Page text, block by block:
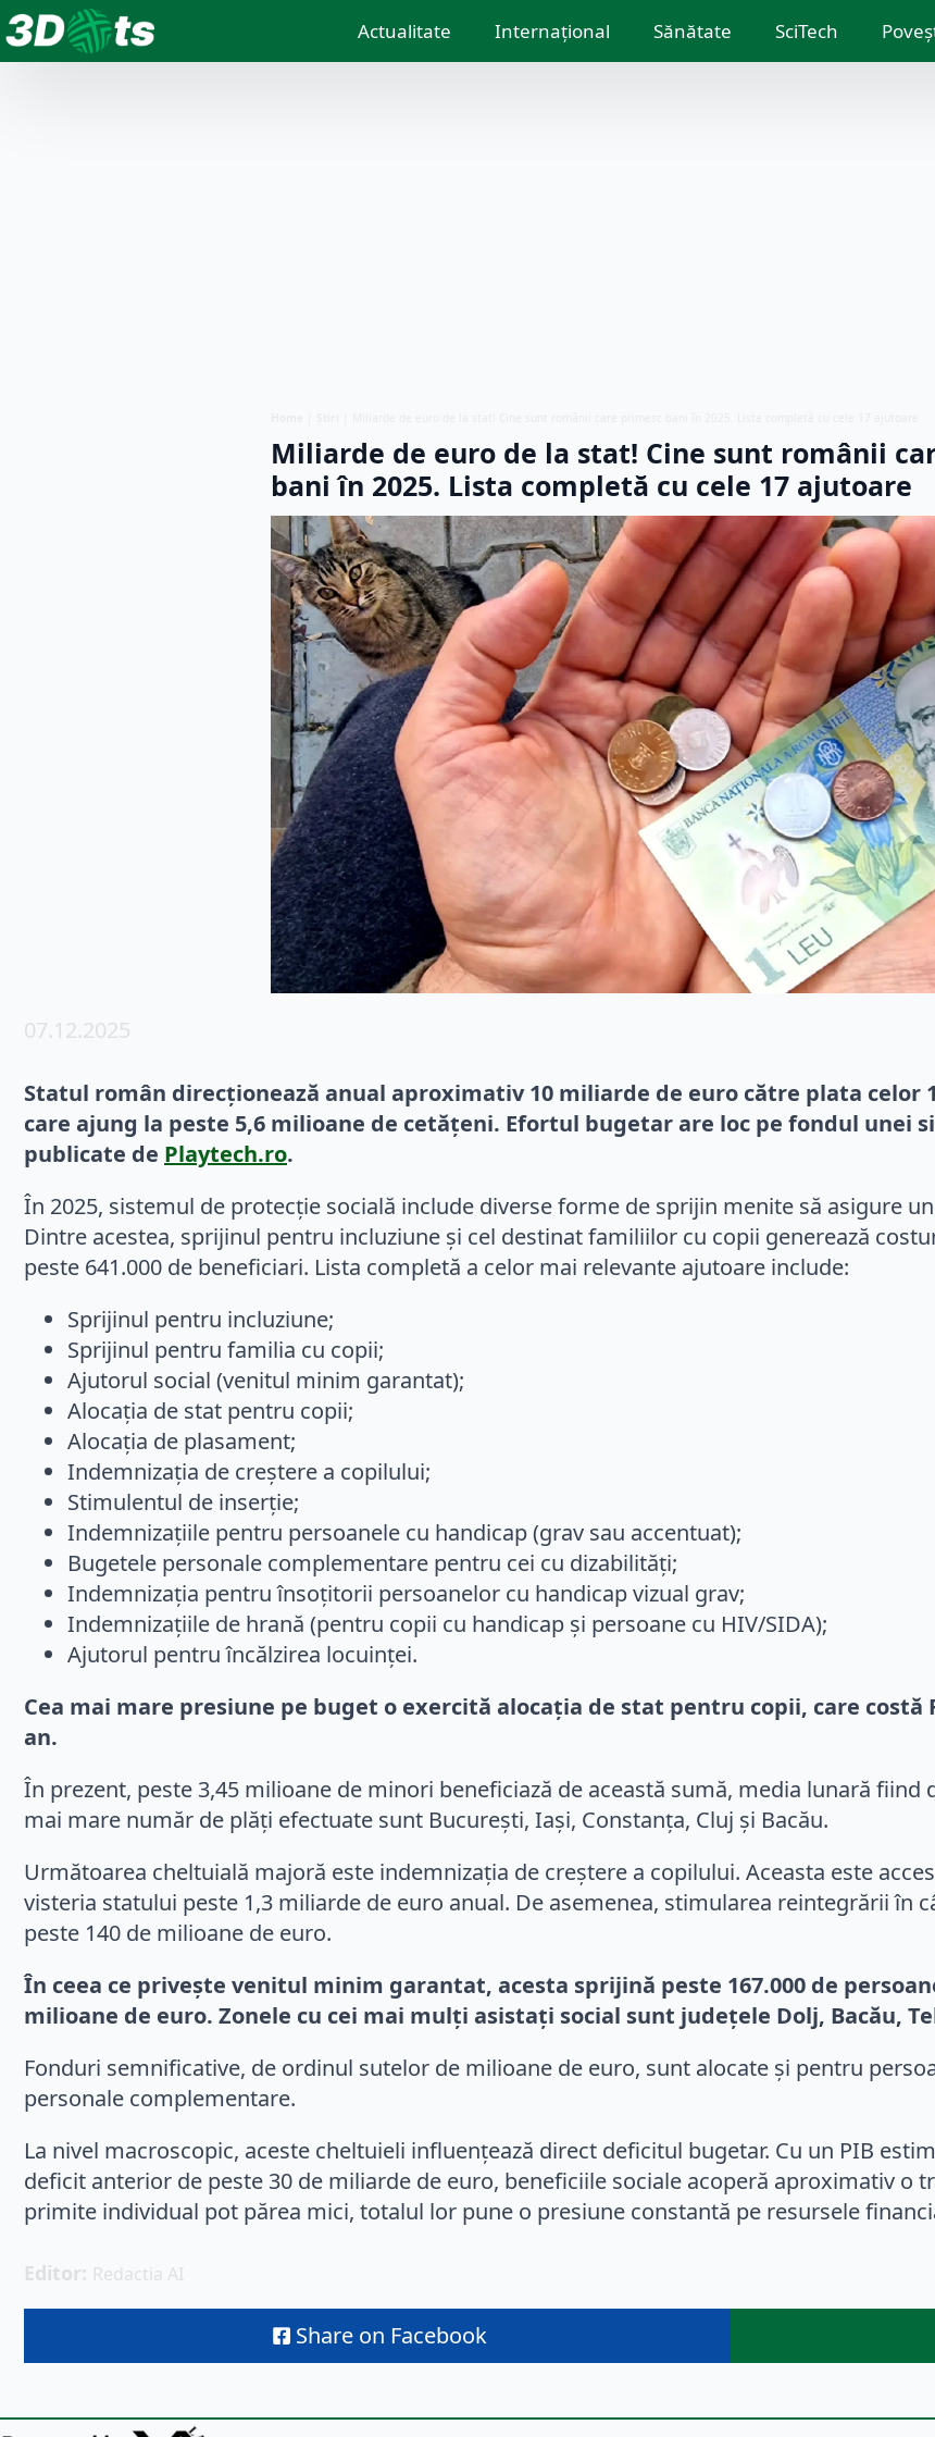
Actualitate Internațional Sănătate SciTech
Miliarde de euro de la stat! Cine sunt românii
bani în 2025. Lista completă cu cele 17 ajutoare
07.12.2025
Statul român direcționează anual aproximativ 10 miliarde de euro către plata celor
care ajung la peste 5,6 milioane de cetățeni. Efortul bugetar are loc pe fondul unei
publicate de Playtech.ro.
În 2025, sistemul de protecție socială include diverse forme de sprijin menite să asigure
Dintre acestea, sprijinul pentru incluziune și cel destinat familiilor cu copii generează
peste 641.000 de beneficiari. Lista completă a celor mai relevante ajutoare include:
Sprijinul pentru incluziune;
Sprijinul pentru familia cu copii;
Ajutorul social (venitul minim garantat);
Alocația de stat pentru copii;
Alocația de plasament;
Indemnizația de creștere a copilului;
Stimulentul de inserție;
Indemnizațiile pentru persoanele cu handicap (grav sau accentuat);
Bugetele personale complementare pentru cei cu dizabilități;
Indemnizația pentru însoțitorii persoanelor cu handicap vizual grav;
Indemnizațiile de hrană (pentru copii cu handicap și persoane cu HIV/SIDA);
Ajutorul pentru încălzirea locuinței.
Cea mai mare presiune pe buget o exercită alocația de stat pentru copii, care
an.
În prezent, peste 3,45 milioane de minori beneficiază de această sumă, media lunară fiind
mai mare număr de plăți efectuate sunt București, Iași, Constanța, Cluj și Bacău.
Următoarea cheltuială majoră este indemnizația de creștere a copilului. Aceasta este
visteria statului peste 1,3 miliarde de euro anual. De asemenea, stimularea reintegrării în
peste 140 de milioane de euro.
În ceea ce privește venitul minim garantat, acesta sprijină peste 167.000 de
milioane de euro. Zonele cu cei mai mulți asistați social sunt județele Dolj, Bacău,
Fonduri semnificative, de ordinul sutelor de milioane de euro, sunt alocate și pentru
personale complementare.
La nivel macroscopic, aceste cheltuieli influențează direct deficitul bugetar. Cu un PIB
deficit anterior de peste 30 de miliarde de euro, beneficiile sociale acoperă aproximativ o
primite individual pot părea mici, totalul lor pune o presiune constantă pe resursele
Editor: Redactia AI
Share on Facebook